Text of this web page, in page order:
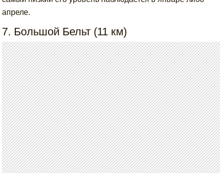
апреле.
7. Большой Бельт (11 км)